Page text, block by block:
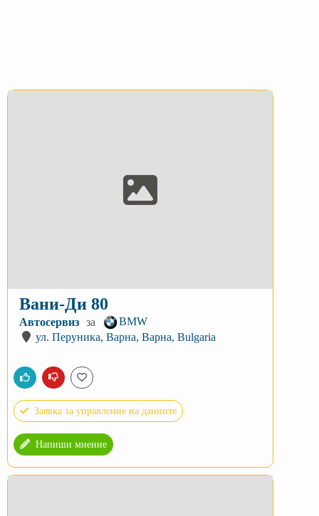
Вани-Ди 80
Автосервиз за
BMW
ул. Перуника, Варна, Варна, Bulgaria
Заявка за управление на данните
Напиши мнение